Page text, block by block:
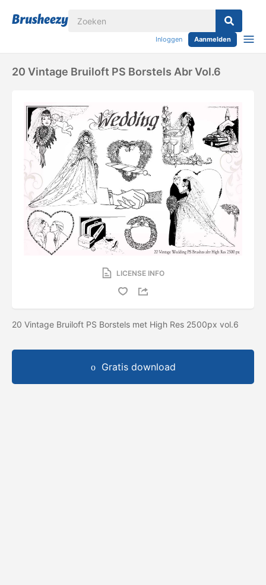
Inloggen Aanmelden
20 Vintage Bruiloft PS Borstels Abr Vol.6
LICENSE INFO
20 Vintage Bruiloft PS Borstels met High Res 2500px vol.6
Gratis download